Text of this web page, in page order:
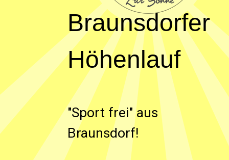
Braunsdorfer
Höhenlauf
"Sport frei" aus
Braunsdorf!